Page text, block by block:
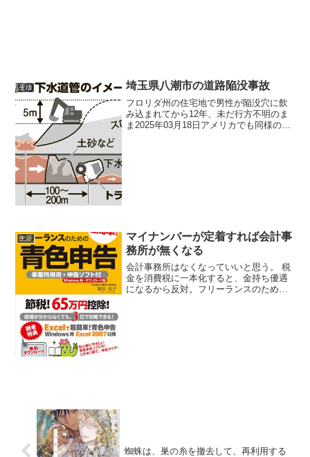
生活 埼玉県八潮市の道路陥没事故
フロリダ州の住宅地で男性が陥没穴に飲
み込まれてから12年、未だ行方不明のま
ま2025年03月18日アメリカでも同様のケ
生活
マイナンバーが定着すれば会計事
務所が無くなる
会計事務所はなくなっていいと思う。 税
金を消費税に一本化すると、金持ち優遇
になるから反対。フリーランスのための
蜘蛛は、巣の糸を撤去して、再利用する